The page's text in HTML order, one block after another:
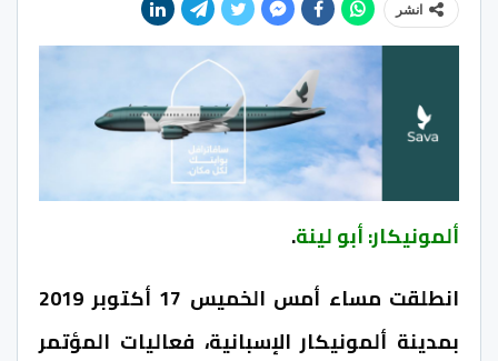
انشر
ألمونيكار: أبو لينة.
انطلقت مساء أمس الخميس 17 أكتوبر 2019
بمدينة ألمونيكار الإسبانية، فعاليات المؤتمر